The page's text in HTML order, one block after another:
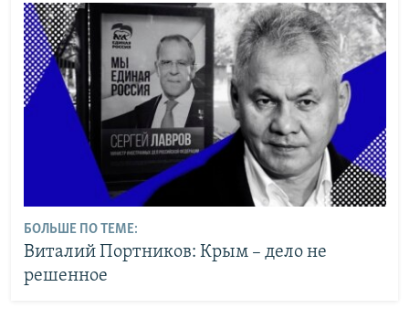
БОЛЬШЕ ПО ТЕМЕ:
Виталий Портников: Крым – дело не
решенное